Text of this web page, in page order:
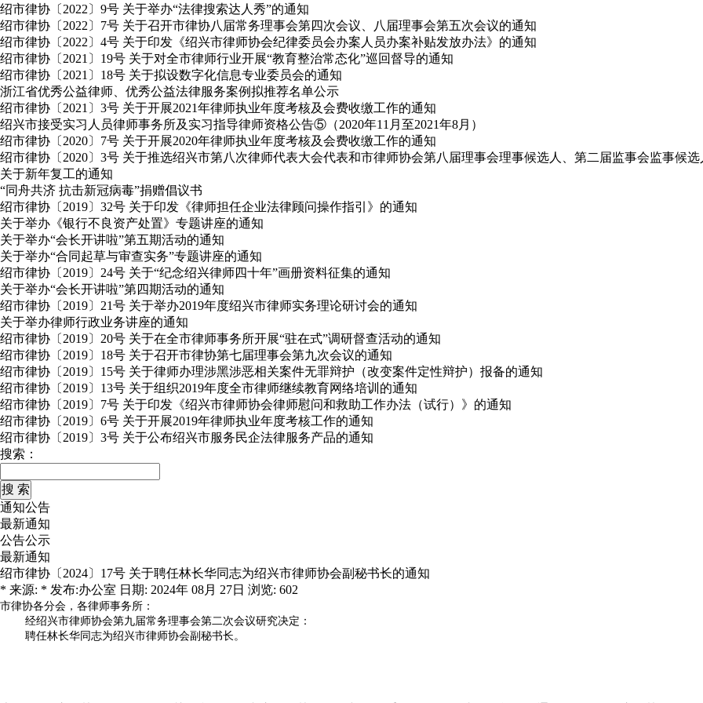
绍市律协〔2022〕9号 关于举办“法律搜索达人秀”的通知
绍市律协〔2022〕7号 关于召开市律协八届常务理事会第四次会议、八届理事会第五次会议的通知
绍市律协〔2022〕4号 关于印发《绍兴市律师协会纪律委员会办案人员办案补贴发放办法》的通知
绍市律协〔2021〕19号 关于对全市律师行业开展“教育整治常态化”巡回督导的通知
绍市律协〔2021〕18号 关于拟设数字化信息专业委员会的通知
浙江省优秀公益律师、优秀公益法律服务案例拟推荐名单公示
绍市律协〔2021〕3号 关于开展2021年律师执业年度考核及会费收缴工作的通知
绍兴市接受实习人员律师事务所及实习指导律师资格公告⑤（2020年11月至2021年8月）
绍市律协〔2020〕7号 关于开展2020年律师执业年度考核及会费收缴工作的通知
绍市律协〔2020〕3号 关于推选绍兴市第八次律师代表大会代表和市律师协会第八届理事会理事候选人、第二届监事会监事候
关于新年复工的通知
“同舟共济 抗击新冠病毒”捐赠倡议书
绍市律协〔2019〕32号 关于印发《律师担任企业法律顾问操作指引》的通知
关于举办《银行不良资产处置》专题讲座的通知
关于举办“会长开讲啦”第五期活动的通知
关于举办“合同起草与审查实务”专题讲座的通知
绍市律协〔2019〕24号 关于“纪念绍兴律师四十年”画册资料征集的通知
关于举办“会长开讲啦”第四期活动的通知
绍市律协〔2019〕21号 关于举办2019年度绍兴市律师实务理论研讨会的通知
关于举办律师行政业务讲座的通知
绍市律协〔2019〕20号 关于在全市律师事务所开展“驻在式”调研督查活动的通知
绍市律协〔2019〕18号 关于召开市律协第七届理事会第九次会议的通知
绍市律协〔2019〕15号 关于律师办理涉黑涉恶相关案件无罪辩护（改变案件定性辩护）报备的通知
绍市律协〔2019〕13号 关于组织2019年度全市律师继续教育网络培训的通知
绍市律协〔2019〕7号 关于印发《绍兴市律师协会律师慰问和救助工作办法（试行）》的通知
绍市律协〔2019〕6号 关于开展2019年律师执业年度考核工作的通知
绍市律协〔2019〕3号 关于公布绍兴市服务民企法律服务产品的通知
搜索：
通知公告
最新通知
公告公示
最新通知
绍市律协〔2024〕17号 关于聘任林长华同志为绍兴市律师协会副秘书长的通知
* 来源: * 发布:办公室 日期: 2024年 08月 27日 浏览: 602
市律协各分会，各律师事务所：
经绍兴市律师协会第九届常务理事会第二次会议研究决定：
聘任林长华同志为绍兴市律师协会副秘书长。